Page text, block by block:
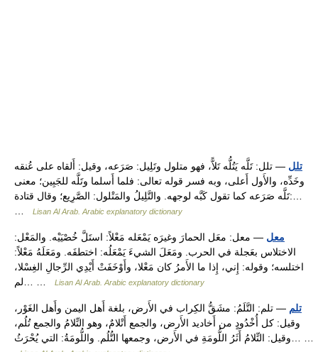
تلل — تلل: تَلَّه يَتُلُّه تَلاًّ، فهو متلول وتَلِيل: صَرَعه، وقيل: أَلقاه على عُنقه
وخَدِّه، والأَول أَعلى، وبه فسر قوله تعالى: فلما أَسلما وتَلَّه للجَبِين؛ معنى
تَلَّه صَرَعه كما تقول كَبَّه لوجهه. والتَّلِيلُ والمَتْلول: الصَّرِيع؛ وقال قتادة:…
Lisan Al Arab. Arabic explanatory dictionary
معل — معل: معَل الحمارَ وغيرَه يَمْعَله مَعْلاً: استَلَّ خُصْيَيْه. والمَعْل:
الاختلاس بعَجلة في الحرب. ومَعَلَ الشيءَ يَمْعَلُه: اختطفَه. ومَعَلَهُ مَعْلاً:
اختلسه؛ وقوله: إِني، إِذا ما الأَمرُ كان مَعْلا، وأَوْخَفَتْ أَيْدِي الرِّجالِ الغِسْلا،
Lisan Al Arab. Arabic explanatory dictionary
تلم — تلم: التَّلَمُ: مشَقُّ الكِراب في الأَرض، بلغة أَهل اليمن وأَهل الغَوْر،
وقيل: كل أُخْدُودٍ من أَخاديد الأَرض، والجمع أَتْلامٌ، وهو التِّلامُ والجمع تُلُم،
وقيل: التِّلامُ أَثَرُ اللُّومَةِ في الأَرض، وجمعها التُّلُم. واللُّومَةُ: التي يُحْرَثُ… …